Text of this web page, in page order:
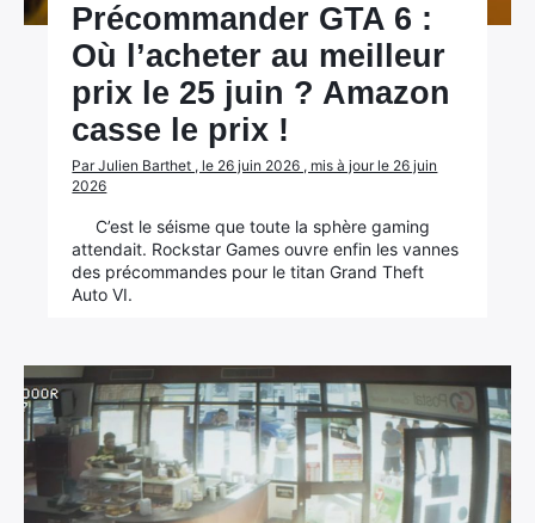
Précommander GTA 6 :
Où l’acheter au meilleur
prix le 25 juin ? Amazon
casse le prix !
Par Julien Barthet , le 26 juin 2026 , mis à jour le 26 juin
2026
C’est le séisme que toute la sphère gaming
attendait. Rockstar Games ouvre enfin les vannes
des précommandes pour le titan Grand Theft
Auto VI.
×